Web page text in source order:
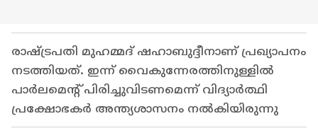
രാഷ്ട്രപതി മുഹമ്മദ് ഷഹാബുദ്ദീനാണ് പ്രഖ്യാപനം
നടത്തിയത്. ഇന്ന് വൈകുന്നേരത്തിനുള്ളില്‍
പാര്‍ലമെന്‍റ് പിരിച്ചുവിടണമെന്ന് വിദ്യാര്‍ത്ഥി
പ്രക്ഷോഭകര്‍ അന്ത്യശാസനം നല്‍കിയിരുന്നു